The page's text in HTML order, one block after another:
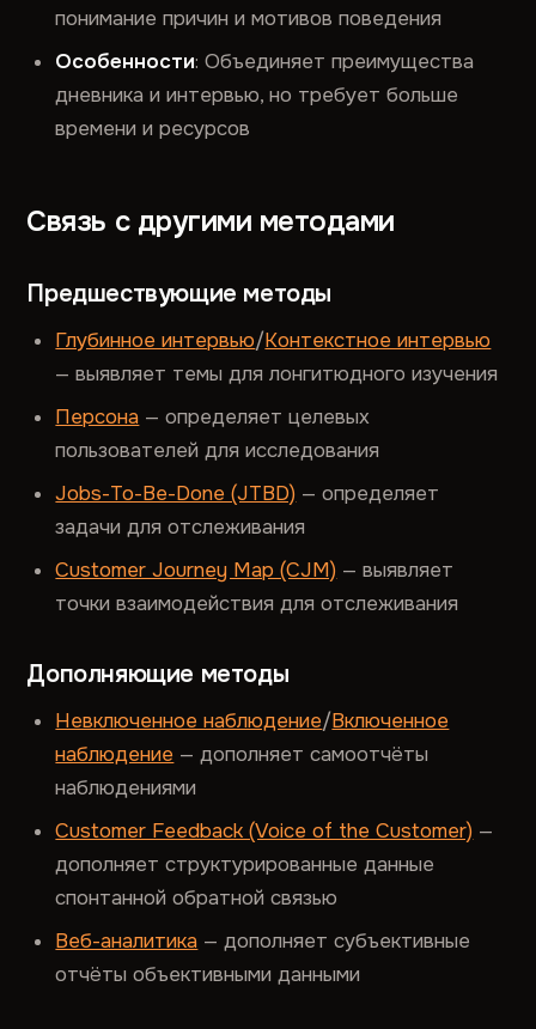
понимание причин и мотивов поведения
Особенности: Объединяет преимущества
дневника и интервью, но требует больше
времени и ресурсов
Связь с другими методами
Предшествующие методы
Глубинное интервью/Контекстное интервью
— выявляет темы для лонгитюдного изучения
Персона — определяет целевых
пользователей для исследования
Jobs-To-Be-Done (JTBD) — определяет
задачи для отслеживания
Customer Journey Map (CJM) — выявляет
точки взаимодействия для отслеживания
Дополняющие методы
Невключенное наблюдение/Включенное
наблюдение — дополняет самоотчёты
наблюдениями
Customer Feedback (Voice of the Customer) —
дополняет структурированные данные
спонтанной обратной связью
Веб-аналитика — дополняет субъективные
отчёты объективными данными